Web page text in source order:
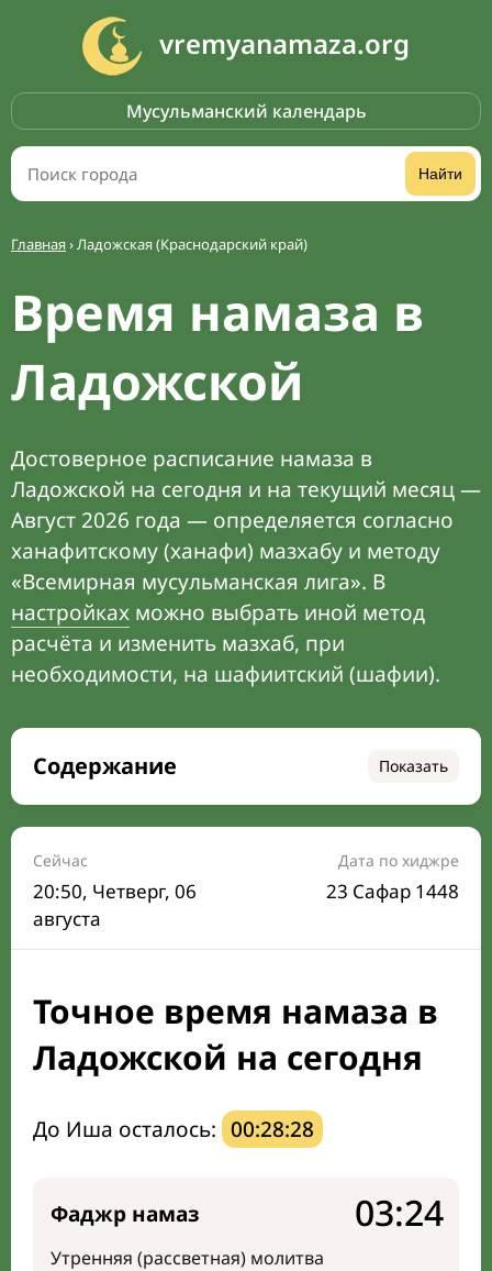
vremyanamaza.org
Мусульманский календарь
Найти
Главная›Ладожская (Краснодарский край)
Время намаза в
Ладожской
Достоверное расписание намаза в
Ладожской на сегодня и на текущий месяц —
Август 2026 года — определяется согласно
ханафитскому (ханафи) мазхабу и методу
«Всемирная мусульманская лига». В
настройках можно выбрать иной метод
расчёта и изменить мазхаб, при
необходимости, на шафиитский (шафии).
Содержание Показать
Время намаза на сегодня
Расписание на месяц
Время Сухура и Ифтара на сегодня
Календарь рамадана
Направление киблы
Сейчас
20:50, Четверг, 06
августа
Дата по хиджре
23 Сафар 1448
Точное время намаза в
Ладожской на сегодня
До Иша осталось: 00:28:27
Фаджр намаз
Утренняя (рассветная) молитва
03:24